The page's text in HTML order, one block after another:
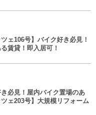
ェ106号】バイク好き必見！
賃貸！即入居可！
必見！屋内バイク置場のあ
ェ203号】大規模リフォーム